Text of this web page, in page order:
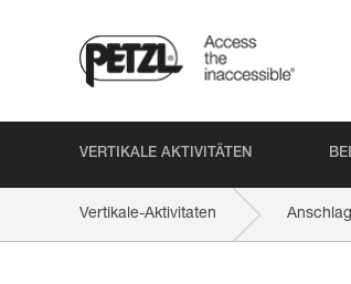
VERTIKALE AKTIVITÄTEN
Vertikale-Aktivitaten